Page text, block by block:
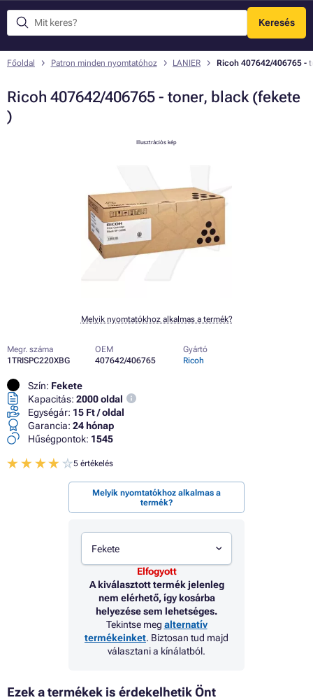
Keresés
Menü
Főoldal Patron minden nyomtatóhoz LANIER Ricoh 407642/406765 -
Ricoh 407642/406765 - toner, black (fekete
)
Illusztrációs kép
Melyik nyomtatókhoz alkalmas a termék?
Megr. száma
1TRISPC220XBG
OEM
407642/406765
Gyártó
Ricoh
Szín: Fekete
Kapacitás: 2000 oldal
Egységár: 15 Ft / oldal
Garancia: 24 hónap
Hűségpontok: 1545
5 értékelés
Melyik nyomtatókhoz alkalmas a
termék?
Fekete
Elfogyott
A kiválasztott termék jelenleg
nem elérhető, így kosárba
helyezése sem lehetséges.
Tekintse meg alternatív
termékeinket. Biztosan tud majd
választani a kínálatból.
Ezek a termékek is érdekelhetik Önt